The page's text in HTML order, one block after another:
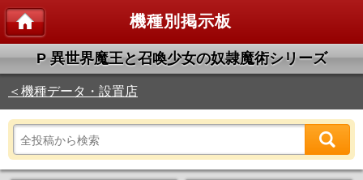
機種別掲示板
P 異世界魔王と召喚少女の奴隷魔術シリーズ
＜機種データ・設置店